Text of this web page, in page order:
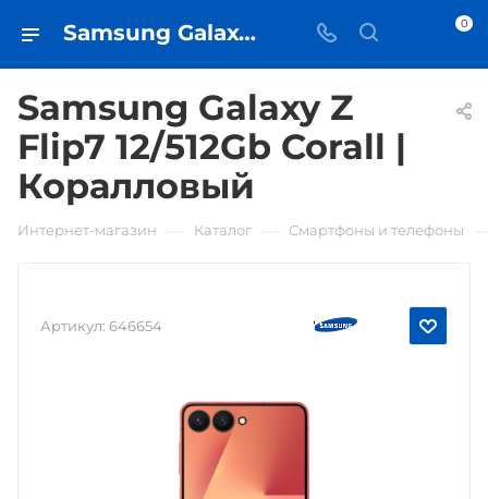
Samsung Galaxy Z Flip7 12/512Gb Corall | Коралловый • купить в Самаре - iЧехол 0
Samsung Galaxy Z
Flip7 12/512Gb Corall |
Коралловый
Интернет-магазин Каталог Смартфоны и телефоны
Артикул: 646654